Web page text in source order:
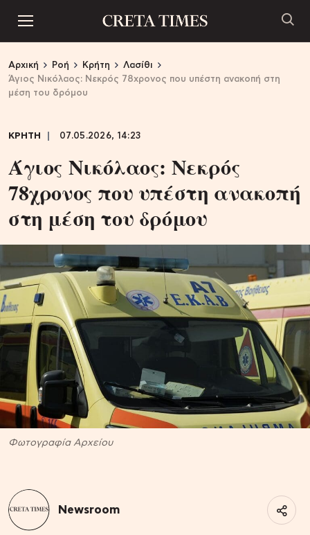
Αρχική Ροή Κρήτη
Λασίθι
Άγιος Νικόλαος: Νεκρός 78χρονος που υπέστη ανακοπή στη
μέση του δρόμου
ΚΡΗΤΗ 07.05.2026, 14:23
Άγιος Νικόλαος: Νεκρός
78χρονος που υπέστη ανακοπή
στη μέση του δρόμου
Φωτογραφία Αρχείου
Newsroom